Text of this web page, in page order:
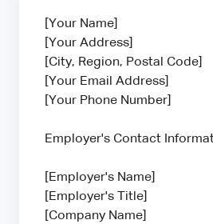
[Your Name]
[Your Address]
[City, Region, Postal Code]
[Your Email Address]
[Your Phone Number]
Employer's Contact
[Employer's Name]
[Employer's Title]
[Company Name]